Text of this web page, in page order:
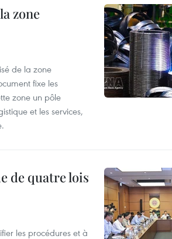
zone
de la zone
fixe les
zone un pôle
et les services,
de quatre lois
les procédures et à